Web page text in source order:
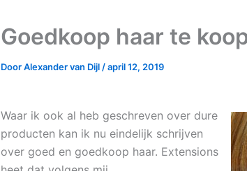
Goedkoop haar te
DoorAlexander van Dijl /april 12, 2019
Waar ik ook al heb geschreven over dure
producten kan ik nu eindelijk schrijven
over goed en goedkoop haar. Extensions